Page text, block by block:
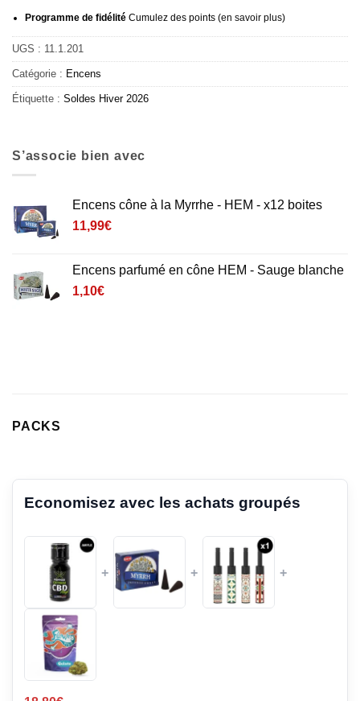
Programme de fidélitéCumulez des points (en savoir plus)
UGS : 11.1.201
Catégorie : Encens
Étiquette : Soldes Hiver 2026
S’associe bien avec
Encens cône à la Myrrhe - HEM - x12 boites
11,99€
Encens parfumé en cône HEM - Sauge blanche
1,10€
PACKS
Economisez avec les achats groupés
+ + +